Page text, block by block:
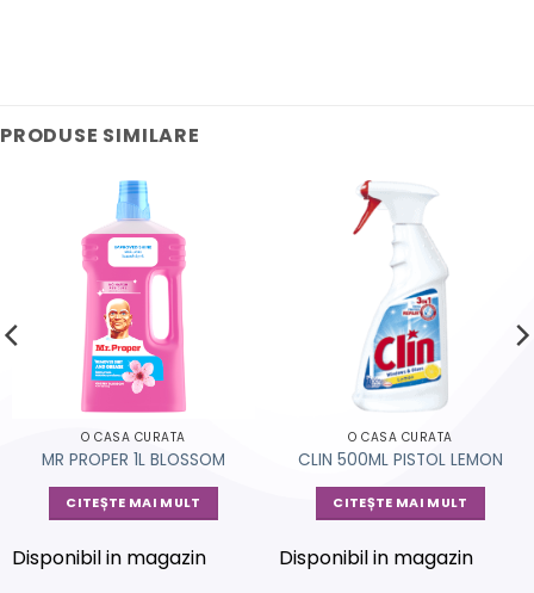
PRODUSE SIMILARE
O CASA CURATA
MR PROPER 1L BLOSSOM
CITEȘTE MAI MULT
Disponibil in magazin
O CASA CURATA
CLIN 500ML PISTOL LEMON
CITEȘTE MAI MULT
Disponibil in magazin